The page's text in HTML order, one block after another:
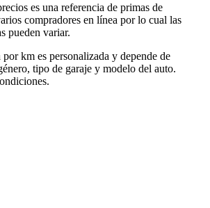
es una referencia de primas de
compradores en línea por lo cual las
pueden variar.
km es personalizada y depende de
tipo de garaje y modelo del auto.